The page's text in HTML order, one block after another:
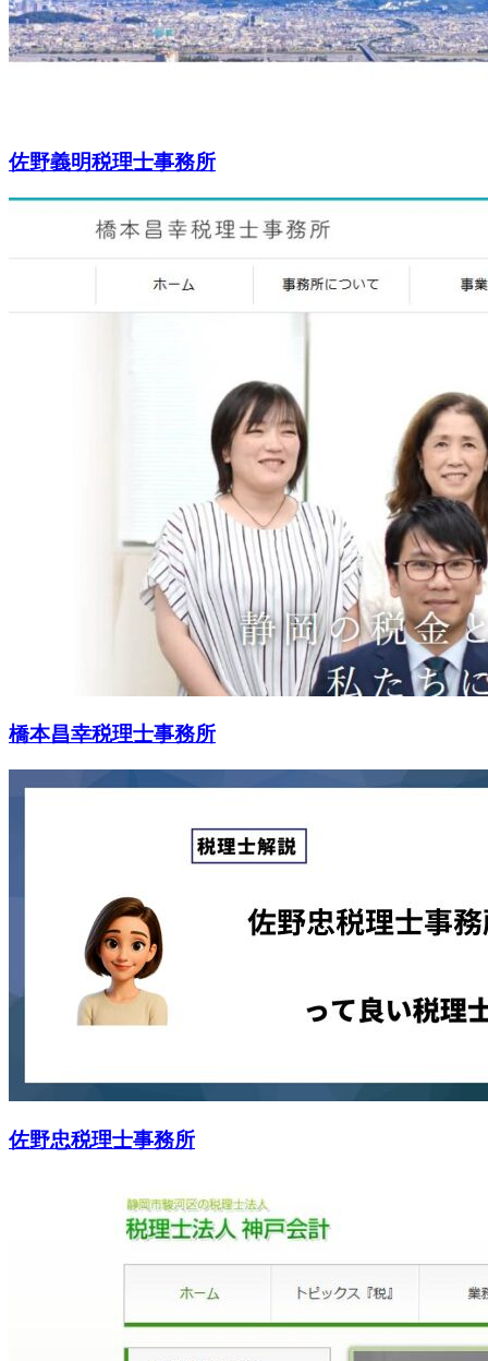
佐野義明税理士事務所
橋本昌幸税理士事務所
佐野忠税理士事務所